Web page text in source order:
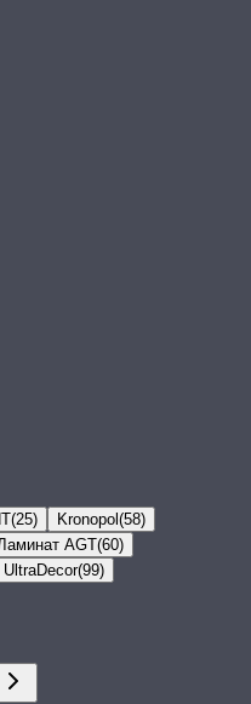
(25) Kronopol (58)
AGT(60)
(99)